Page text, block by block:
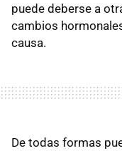
puede deberse a
cambios
causa.
De todas formas